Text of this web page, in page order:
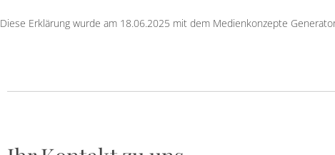
Diese Erklärung wurde am 18.06.2025 mit dem Medienkonzepte